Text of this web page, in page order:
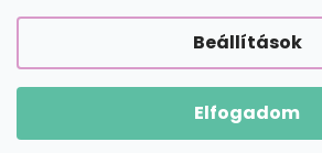
Beállítások
Elfogadom
BIZTONSÁGOS FIZETÉSI LEHETŐSÉGEK
Shoptet Premium készítette|
Tefestetted.hu.